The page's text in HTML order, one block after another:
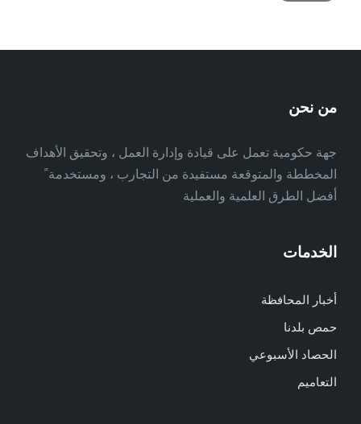
من نحن
جهة حكومية تعمل على قيادة وإدارة العمل ، وتحقيق الأهداف
المخططة والمتوقعة مستفيدة من التجارب ، ومستخدمة ً
أفضل الطرق العلمية والعملية
الخدمات
أخبار المحافظة
حمص بلدنا
الحصاد الأسبوعي
التعاميم